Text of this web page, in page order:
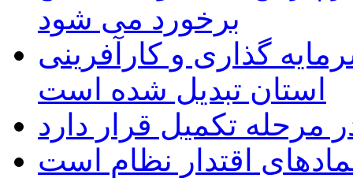
برخورد می شود
گذاری و کارآفرینی
استان تبدیل شده است
مرحله تکمیل قرار دارد
اقتدار نظام است